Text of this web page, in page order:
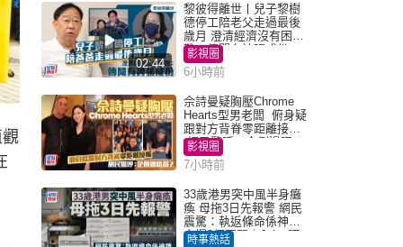
02:44
黎彼得離世丨兒子黎樹
德停工陪老父走過最後
歲月 澄清經濟沒有困
難：傳聞有誇張成份
影視圈
6小時前
佘詩曼疑胸壓Chrome
Hearts型男老闆 俯身疑
跟對方背脊零距離接觸
網民驚呼：企側邊唔
得？
影視圈
7小時前
33歲港男突中風半身癱
瘓 母拖3日先報警 網民
震驚：執返條命係神蹟
自爆2個惡習｜Juicy叮
時事熱話